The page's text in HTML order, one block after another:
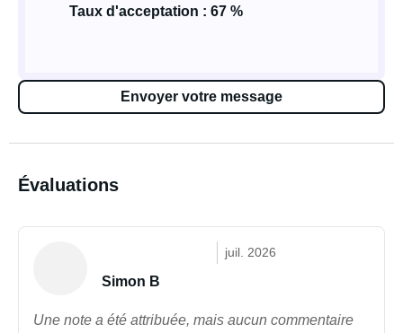
Taux d'acceptation : 67 %
Envoyer votre message
Évaluations
juil. 2026
Simon B
Une note a été attribuée, mais aucun commentaire